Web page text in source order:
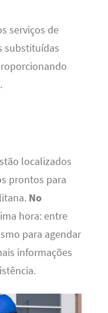
serviços de
substituídas
localizados
prontos para
No
hora: entre
para agendar
informações